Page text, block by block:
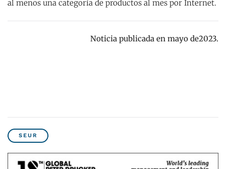
al menos una categoría de productos al mes por Internet.
Noticia publicada en mayo de2023.
SEUR